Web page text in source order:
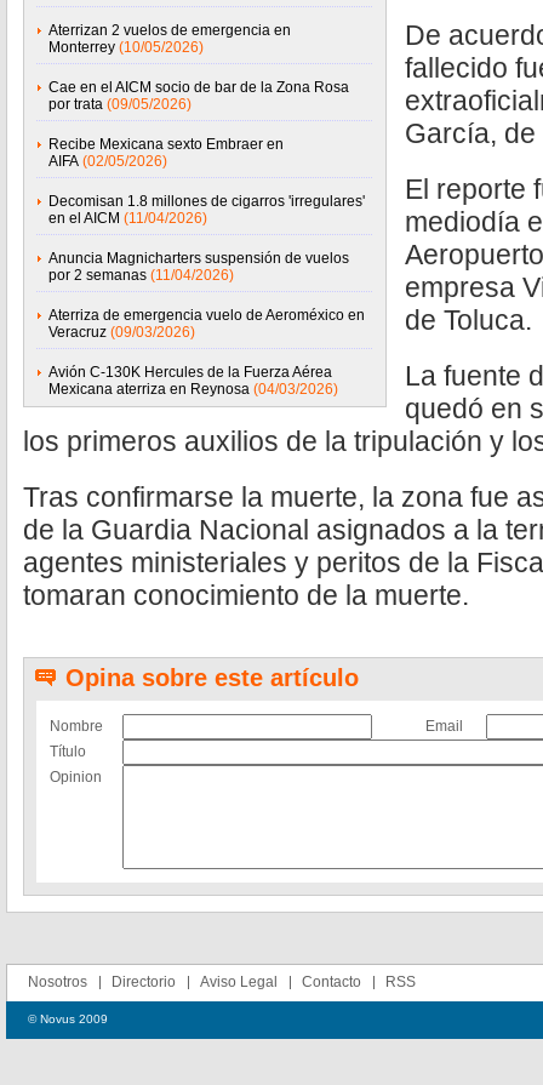
Aterrizan 2 vuelos de emergencia en
Monterrey (10/05/2026)
Cae en el AICM socio de bar de la Zona Rosa
por trata (09/05/2026)
Recibe Mexicana sexto Embraer en
AIFA (02/05/2026)
Decomisan 1.8 millones de cigarros 'irregulares'
en el AICM (11/04/2026)
Anuncia Magnicharters suspensión de vuelos
por 2 semanas (11/04/2026)
Aterriza de emergencia vuelo de Aeroméxico en
Veracruz (09/03/2026)
Avión C-130K Hercules de la Fuerza Aérea
Mexicana aterriza en Reynosa (04/03/2026)
De
fallecido
García,
El reporte
mediodía
empresa
de Toluca.
La fuente
quedó en
los primeros auxilios de la tripulación y
Tras confirmarse la muerte, la zona fue
de la Guardia Nacional asignados a la
agentes ministeriales y peritos de la
tomaran conocimiento de la muerte.
Opina sobre este artículo
Nombre
Email
Título
Opinion
Nosotros Directorio Aviso Legal Contacto RSS
© Novus 2009